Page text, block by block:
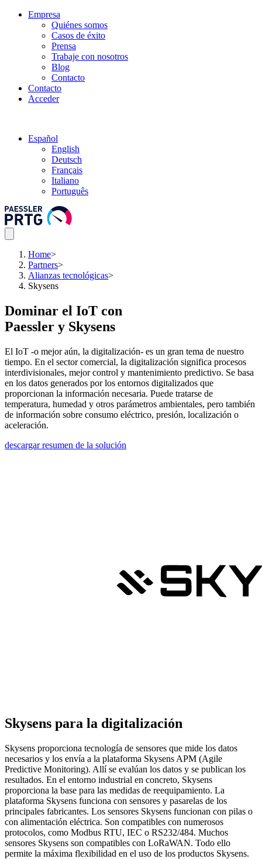
Empresa
Quiénes somos
Casos de éxito
Prensa
Trabaje con nosotros
Blog
Contacto
Contacto
Acceder
Español
English
Deutsch
Français
Italiano
Português
Home>
Partners>
Alianzas tecnológicas>
Skysens
Dominar el IoT con
Paessler y Skysens
El IoT -o mejor aún, la digitalización- es un gran tema de nuestro
tiempo. En el sector comercial, la digitalización significa procesos
interdivisionales, mejor control y mantenimiento predictivo. Se basa
en los datos generados por los entornos digitalizados que
proporcionan la información necesaria. Puede tratarse de
temperatura, humedad y otros parámetros ambientales, pero también
de información sobre consumo eléctrico, presión, localización o
aceleración.
descargar resumen de la solución
Skysens para la digitalización
Skysens proporciona tecnología de sensores que mide los datos
necesarios y los envía a la plataforma Skysens APM (Agile
Predictive Monitoring). Allí se evalúan los datos y se publican los
resultados. En el entorno industrial en concreto, Skysens
proporciona la base para las medidas de reequipamiento. La
plataforma Skysens funciona con sensores y pasarelas de los
principales fabricantes. Los sensores Skysens funcionan con pilas o
con alimentación eléctrica. Son compatibles con numerosos
protocolos, como Modbus RTU, IEC o RS232/484. Muchos
sensores Skysens son compatibles con LoRaWAN. Todo ello
permite la máxima flexibilidad en el uso de los productos Skysens.